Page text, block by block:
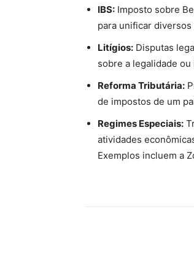
IBS: Imposto sobre
para unificar
Litígios: Disputas
sobre a legalidade
Reforma Tributária:
de impostos de um
Regimes Especiais:
atividades
Exemplos incluem a